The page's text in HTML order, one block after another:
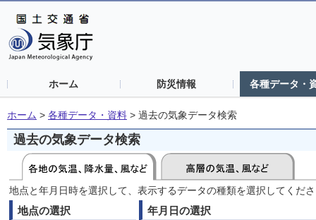
ホーム 防災情報 各種データ・
ホーム > 各種データ・資料 > 過去の気象データ検索
過去の気象データ検索
地点と年月日時を選択して、表示するデータの種類を選択してくだ
地点の選択 年月日の選択